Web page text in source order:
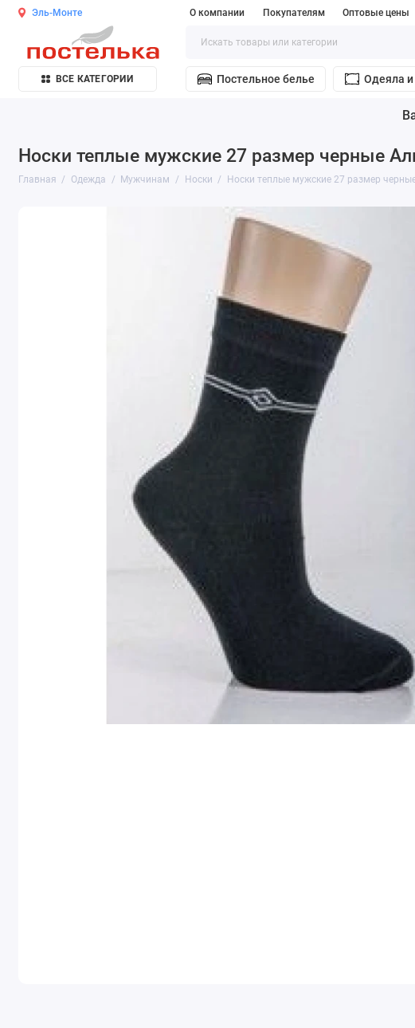
Эль-Монте О компании Покупателям Оптовые цены
ВСЕ КАТЕГОРИИ Постельное белье Одеяла
Носки теплые мужские 27 размер черные
Главная Одежда Мужчинам Носки Носки теплые мужские 27 размер